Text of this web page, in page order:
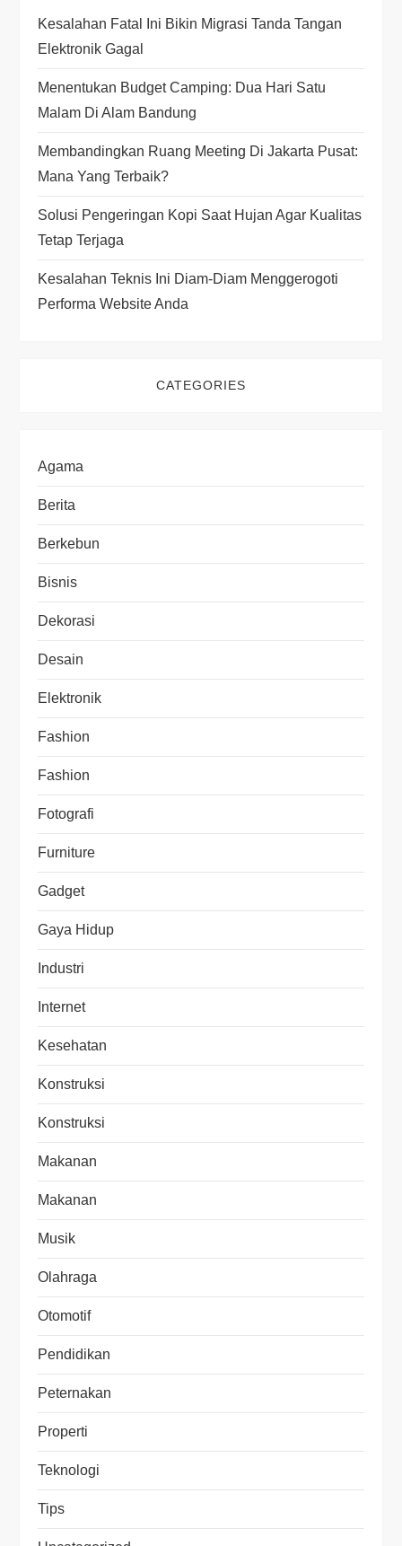
a
t
i
o
n
Kesalahan Fatal Ini Bikin Migrasi Tanda Tangan
Elektronik Gagal
Menentukan Budget Camping: Dua Hari Satu
Malam Di Alam Bandung
Membandingkan Ruang Meeting Di Jakarta Pusat:
Mana Yang Terbaik?
Solusi Pengeringan Kopi Saat Hujan Agar Kualitas
Tetap Terjaga
Kesalahan Teknis Ini Diam-Diam Menggerogoti
Performa Website Anda
CATEGORIES
Agama
Berita
Berkebun
Bisnis
Dekorasi
Desain
Elektronik
Fashion
Fashion
Fotografi
Furniture
Gadget
Gaya Hidup
Industri
Internet
Kesehatan
Konstruksi
Konstruksi
Makanan
Makanan
Musik
Olahraga
Otomotif
Pendidikan
Peternakan
Properti
Teknologi
Tips